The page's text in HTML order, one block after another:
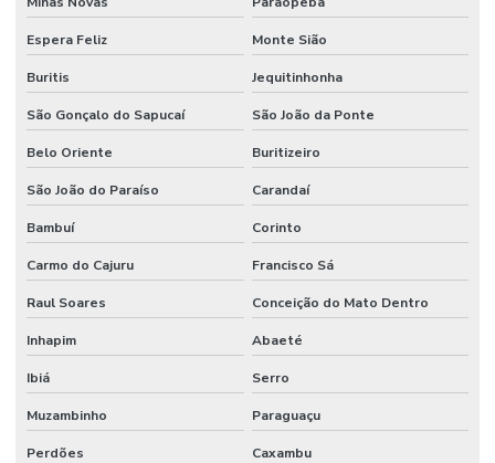
Manutenção de processos industriais
Manutenção de redes elétricas industriais
Manutenção de sistemas de ar condicionado
Manutenção de sistemas de climatização comercial
Manutenção de sistemas de climatização predial
Manutenção de sistemas elétricos corporativos
Mão de obra de limpeza terceirizada
Mão de obra técnica terceirizada
Mão de obra temporária e terceirização
Espera Feliz Monte Sião
Buritis Jequitinhonha
São Gonçalo do Sapucaí São João da Ponte
Belo Oriente Buritizeiro
São João do Paraíso Carandaí
Bambuí Corinto
Carmo do Cajuru Francisco Sá
Raul Soares Conceição do Mato Dentro
Inhapim Abaeté
Ibiá Serro
Muzambinho Paraguaçu
Perdões Caxambu